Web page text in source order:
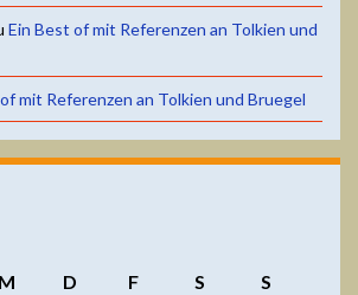
Ein Best of mit Referenzen an Tolkien und
mit Referenzen an Tolkien und Bruegel
M D F S
S